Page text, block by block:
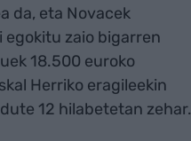
da, eta Novacek
zaio bigarren
18.500 euroko
Herriko eragileekin
12 hilabetetan zehar.